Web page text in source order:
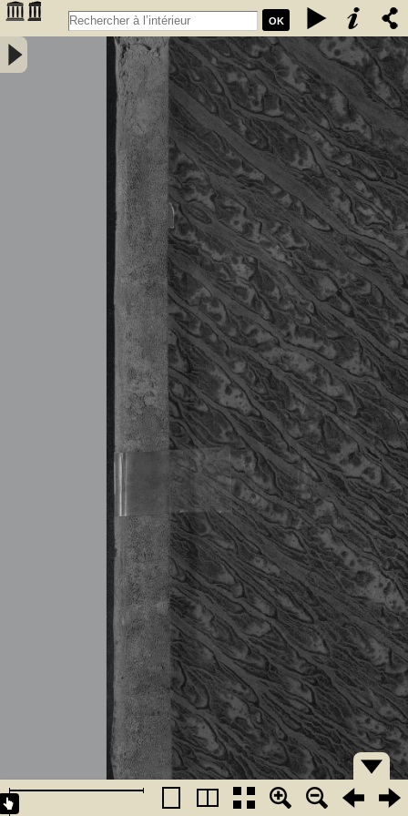
OK
Tableau général du commerce de la France avec ses colonies et les
puissances étrangères ... - Année 1836 - France. Direction générale